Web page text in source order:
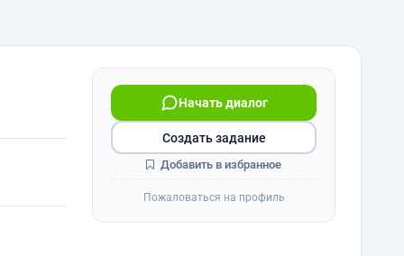
Начать диалог
Создать задание
Добавить в избранное
Пожаловаться на профиль